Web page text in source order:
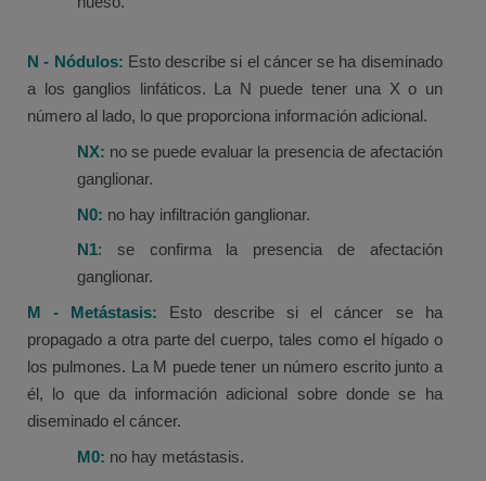
N - Nódulos: Esto describe si el cáncer se ha diseminado
a los ganglios linfáticos. La N puede tener una X o un
número al lado, lo que proporciona información adicional.
NX: no se puede evaluar la presencia de afectación
ganglionar.
N0: no hay infiltración ganglionar.
N1: se confirma la presencia de afectación
ganglionar.
M - Metástasis: Esto describe si el cáncer se ha
propagado a otra parte del cuerpo, tales como el hígado o
los pulmones. La M puede tener un número escrito junto a
él, lo que da información adicional sobre donde se ha
diseminado el cáncer.
M0: no hay metástasis.